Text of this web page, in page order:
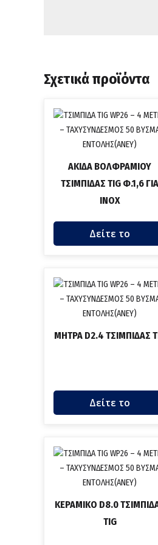
Σχετικά προϊόντα
ΑΚΙΔΑ ΒΟΛΦΡΑΜΙΟΥ
ΤΣΙΜΠΙΔΑΣ TIG Φ.1,6 ΓΙΑ
INOX
Δείτε το
ΜΗΤΡΑ D2.4 ΤΣΙΜΠΙΔΑΣ
Δείτε το
ΚΕΡΑΜΙΚΟ D8.0
TIG